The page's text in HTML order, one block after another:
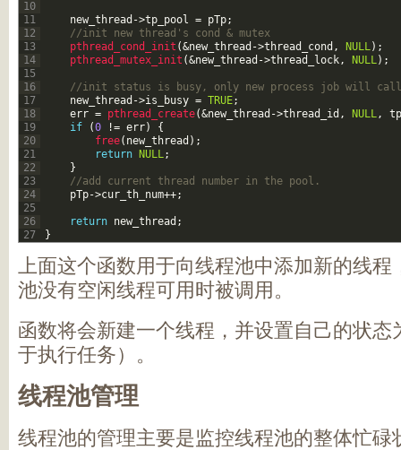
10
11
12
13
14
15
16
17
18
19
20
21
22
23
24
25
26
27
new_thread ->tp_pool = pTp;
//init new thread's cond & mutex
pthread_cond_init (&new_thread ->thread_cond , NULL) ;
pthread_mutex_init (&new_thread ->thread_lock, NULL) ;
//init status is busy, only new process job will
new_thread ->is_busy = TRUE;
err = pthread_create(&new_thread ->thread_id , NULL,
if
(0 != err)
{
free( new_thread ) ;
return
NULL;
}
//add current thread number in the pool.
pTp->cur_th_num++;
return new_thread ;
}
上面这个函数用于向线程池中添加新的线程
池没有空闲线程可用时被调用。
函数将会新建一个线程，并设置自己的状态
于执行任务）。
线程池管理
线程池的管理主要是监控线程池的整体忙碌